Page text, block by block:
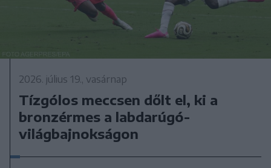
2026. július 19., vasárnap
Tízgólos meccsen dőlt el, ki a
bronzérmes a labdarúgó-
világbajnokságon